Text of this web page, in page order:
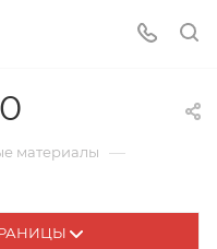
материалы —